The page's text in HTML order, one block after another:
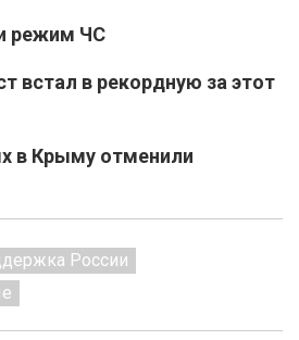
режим ЧС
встал в рекордную за этот
в Крыму отменили
России